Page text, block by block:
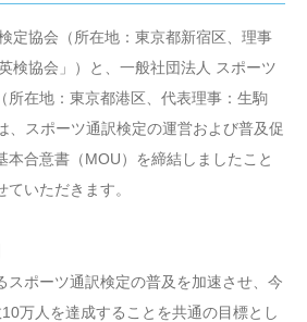
定協会（所在地：東京都新宿区、理事
検協会」）と、一般社団法人 スポーツ
所在地：東京都港区、代表理事：生駒
、スポーツ通訳検定の運営および普及促
本合意書（MOU）を締結しましたこと
いただきます。
スポーツ通訳検定の普及を加速させ、今
万人を達成することを共通の目標とし